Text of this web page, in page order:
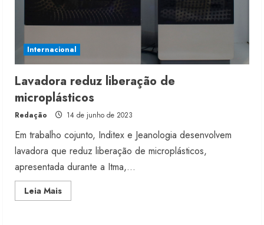
Internacional
Lavadora reduz liberação de
microplásticos
Redação 14 de junho de 2023
Em trabalho cojunto, Inditex e Jeanologia desenvolvem
lavadora que reduz liberação de microplásticos,
apresentada durante a Itma,...
Leia MaisRead
more
produtos licenciados
6 de agosto de 2026